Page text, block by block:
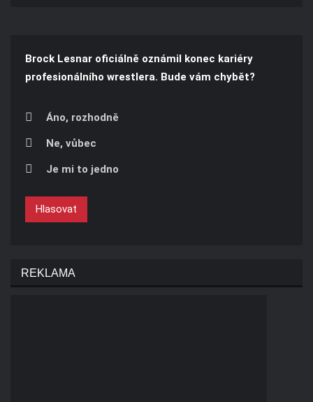
Brock Lesnar oficiálně oznámil konec kariéry
profesionálního wrestlera. Bude vám chybět?
Áno, rozhodně
Ne, vůbec
Je mi to jedno
Hlasovat
REKLAMA